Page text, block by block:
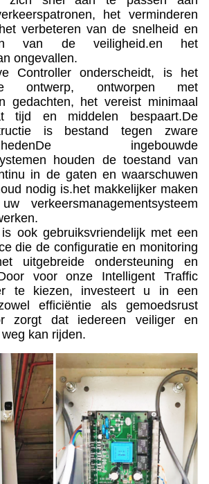
het verminderen
verbeteren van de snelheid en
van de veiligheid.en het
ongevallen.
Controller onderscheidt, is het
ontwerp, ontworpen met
gedachten, het vereist minimaal
tijd en middelen bespaart.De
is bestand tegen zware
ingebouwde
houden de toestand van
in de gaten en waarschuwen
nodig is.het makkelijker maken
verkeersmanagementsysteem
ook gebruiksvriendelijk met een
die de configuratie en monitoring
uitgebreide ondersteuning en
voor onze Intelligent Traffic
te kiezen, investeert u in een
efficiëntie als gemoedsrust
zorgt dat iedereen veiliger en
kan rijden.